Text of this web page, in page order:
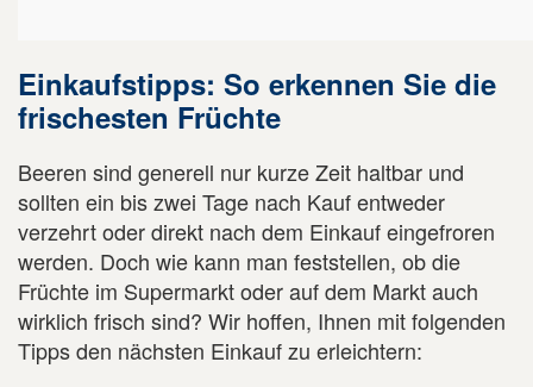
Einkaufstipps: So erkennen Sie die
frischesten Früchte
Beeren sind generell nur kurze Zeit haltbar und
sollten ein bis zwei Tage nach Kauf entweder
verzehrt oder direkt nach dem Einkauf eingefroren
werden. Doch wie kann man feststellen, ob die
Früchte im Supermarkt oder auf dem Markt auch
wirklich frisch sind? Wir hoffen, Ihnen mit folgenden
Tipps den nächsten Einkauf zu erleichtern: